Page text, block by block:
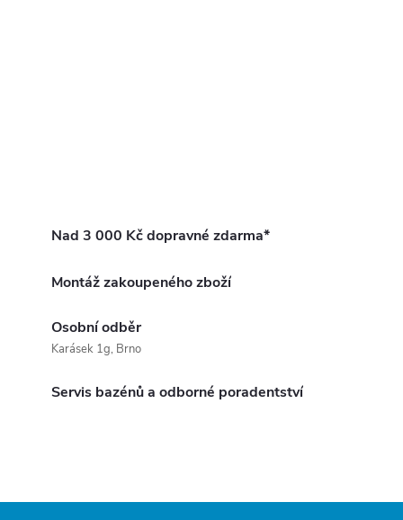
Nad 3 000 Kč dopravné zdarma*
Montáž zakoupeného zboží
Osobní odběr
Karásek 1g, Brno
Servis bazénů a odborné poradentství